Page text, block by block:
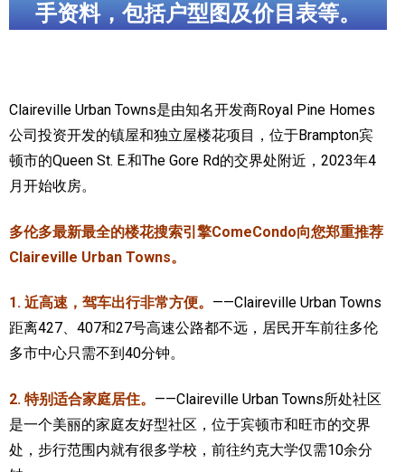
走近加拿大
加拿大的历史文化
加拿大社会保险系统
定居安大略省
加拿大的福利制度
吃货眼中的加拿大地图
手资料，包括户型图及价目表等。
Claireville Urban Towns是由知名开发商Royal Pine Homes
公司投资开发的镇屋和独立屋楼花项目，位于Brampton宾
顿市的Queen St. E.和The Gore Rd的交界处附近，2023年4
月开始收房。
多伦多最新最全的楼花搜索引擎ComeCondo向您郑重推荐
Claireville Urban Towns。
1. 近高速，驾车出行非常方便。 ——Claireville Urban Towns
距离427、407和27号高速公路都不远，居民开车前往多伦
多市中心只需不到40分钟。
2. 特别适合家庭居住。 ——Claireville Urban Towns所处社区
是一个美丽的家庭友好型社区，位于宾顿市和旺市的交界
处，步行范围内就有很多学校，前往约克大学仅需10余分